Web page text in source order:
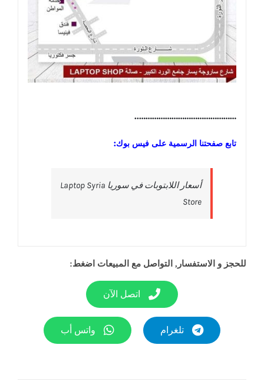
………………………………………..
تابع صفحتنا الرسمية على فيس بوك:
‎أسعار اللابتوبات في سوريا Laptop Syria
Store‎
للحجز و الاستفسار, التواصل مع المبيعات اضغط:
اتصل الآن
تلغرام واتس أب